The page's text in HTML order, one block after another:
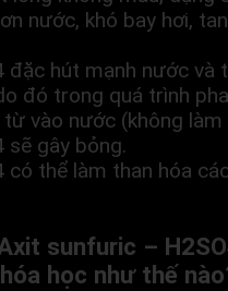
nước, khó bay hơi,
đặc hút mạnh nước và
đó trong quá trình
vào nước (không làm
sẽ gây bỏng.
có thể làm than hóa
sunfuric –
học như thế